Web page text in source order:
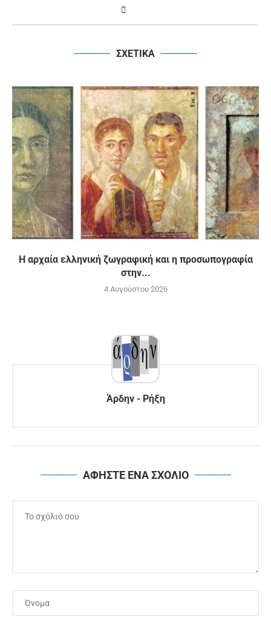
ΣΧΕΤΙΚΑ
H αρχαία ελληνική ζωγραφική και η προσωπογραφία
στην...
4 Αυγούστου 2026
Άρδην - Ρήξη
ΑΦΗΣΤΕ ΕΝΑ ΣΧΟΛΙΟ